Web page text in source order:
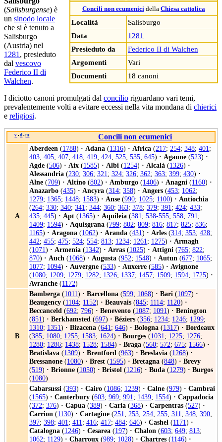
Concili non ecumenici della Chiesa cattolica
Località
Salisburgo
Data
1281
Presieduto da
Federico II di Walchen
Argomenti
Vari
Documenti
18 canoni
(Salisburgense) è
un sinodo locale
che si è tenuto a
Salisburgo
(Austria) nel
1281, presieduto
dal vescovo
Federico II di
Walchen.
I diciotto canoni promulgati dal concilio riguardano vari temi,
prevalentemente volti a evitare eccessi nella vita mondana di chierici
e religiosi.
v • d • m Concili non ecumenici
A
Aberdeen (1788) · Adana (1316) · Africa (217; 254; 348; 401;
403; 405; 407; 418; 419; 424; 525; 535; 645) · Agaune (523) ·
Agde (506) · Aix (1585) · Albi (1254) · Alcalà (1326) ·
Alessandria (230; 306; 321; 324; 326; 362; 363; 399; 430) ·
Alne (709) · Altino (802) · Amburgo (1406) · Anagni (1160) ·
Anazarbo (435) · Ancyra (314; 358) · Angers (453; 1062;
1279; 1365; 1448; 1583) · Anse (990; 1025; 1100) · Antiochia
(264; 330; 340; 341; 344; 360; 363; 378; 379; 391; 424; 433;
435; 445) · Apt (1365) · Aquileia (381; 538-555; 558; 791;
1409; 1594) · Aquisgrana (799; 802; 809; 816; 817; 825; 836;
1165) · Aragona (1062) · Aranda (431) · Arles (314; 353; 428;
442; 455; 475; 524; 554; 813; 1234; 1261; 1275) · Armagh
(1071) · Armenia (1342) · Arras (1025) · Attigni (765; 822;
870) · Auch (1068) · Augusta (952; 1548) · Autun (677; 1065;
1077; 1094) · Auvergne (533) · Auxerre (585) · Avignone
(1080; 1209; 1279; 1282; 1326; 1337; 1457; 1509; 1594; 1725) ·
Avranche (1172)
B
Bamberga (1011) · Barcellona (599; 1068) · Bari (1097) ·
Beaugency (1104; 1152) · Beauvais (845; 1114; 1120) ·
Beccanceld (692; 796) · Benevento (1087; 1091) · Benington
(851) · Berkhamsted (697) · Béziers (356; 1234; 1246; 1299;
1310; 1351) · Bizacena (641; 646) · Bologna (1317) · Bordeaux
(385; 1080; 1255; 1583; 1624) · Bourges (1031; 1225; 1276;
1280; 1286; 1438; 1528; 1584) · Braga (560; 572; 675; 1566) ·
Bratislava (1309) · Brentford (963) · Breslavia (1268) ·
Bressanone (1080) · Brest (1595) · Bretagna (848) · Brevy
(519) · Brionne (1050) · Bristol (1216) · Buda (1279) · Burgos
(1080)
Cabarsussi (393) · Cairo (1086; 1239) · Calne (979) · Cambrai
(1565) · Canterbury (603; 969; 991; 1439; 1554) · Cappadocia
(372; 376) · Capua (389) · Caria (368) · Carpentras (527) ·
Carrion (1130) · Cartagine (251; 253; 254; 255; 311; 348; 390;
397; 398; 401; 411; 416; 417; 484; 646) · Cashel (1171) ·
Catalogna (1246) · Cesarea (197) · Chalon (603; 649; 813;
1062; 1129) · Charroux (989; 1028) · Chartres (1146) ·